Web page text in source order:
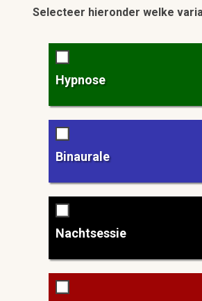
Selecteer hieronder welke
Hypnose
Binaurale
Nachtsessie